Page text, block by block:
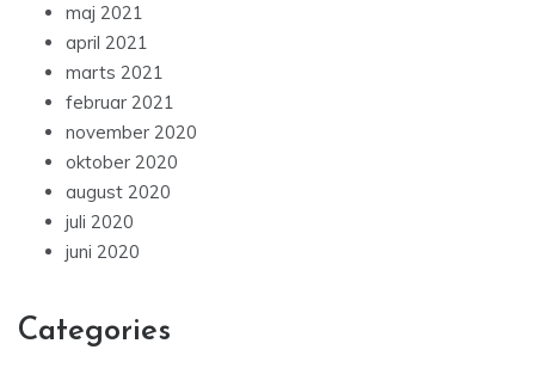
maj 2021
april 2021
marts 2021
februar 2021
november 2020
oktober 2020
august 2020
juli 2020
juni 2020
Categories